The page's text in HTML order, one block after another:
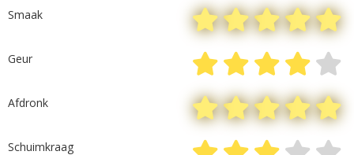
Smaak
Geur
Afdronk
Schuimkraag